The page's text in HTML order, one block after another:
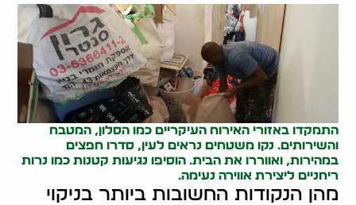
התמקדו באזורי האירוח העיקריים כמו הסלון, המטבח
והשירותים. נקו משטחים נראים לעין, סדרו חפצים
במהירות, ואווררו את הבית. הוסיפו נגיעות קטנות כמו נרות
ריחניים ליצירת אווירה נעימה.
מהן הנקודות החשובות ביותר בניקוי